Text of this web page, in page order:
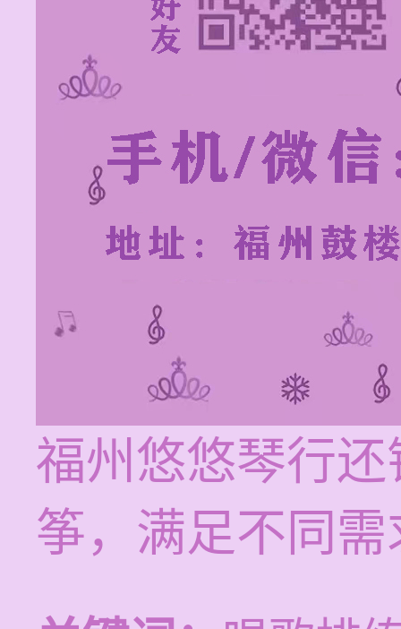
福州悠悠琴行
筝，满足不同